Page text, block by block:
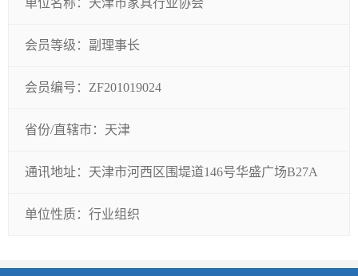
单位名称： 天津市家具行业协会
会员等级： 副理事长
会员编号： ZF201019024
省份/直辖市： 天津
通讯地址： 天津市河西区围堤道146号华盛广场B27A
单位性质： 行业组织